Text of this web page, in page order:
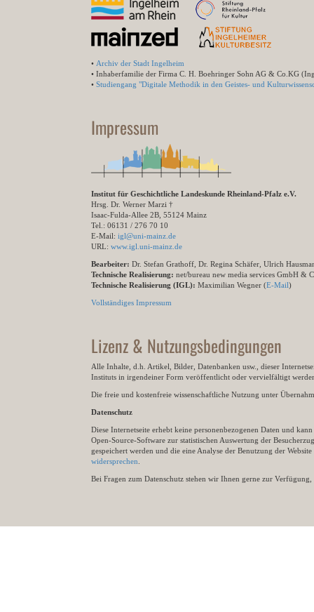
• Archiv der Stadt Ingelheim
• Inhaberfamilie der Firma C. H. Boehringer Sohn AG & Co.KG
• Studiengang "Digitale Methodik in den Geistes- und
Impressum
Institut für Geschichtliche Landeskunde Rheinland-Pfalz e.V.
Hrsg. Dr. Werner Marzi †
Isaac-Fulda-Allee 2B, 55124 Mainz
Tel.: 06131 / 276 70 10
E-Mail: igl@uni-mainz.de
URL: www.igl.uni-mainz.de
Bearbeiter: Dr. Stefan Grathoff, Dr. Regina Schäfer, Ulrich
Technische Realisierung: net/bureau new media services GmbH &
Technische Realisierung (IGL): Maximilian Wegner (E-Mail)
Vollständiges Impressum
Lizenz & Nutzungsbedingungen
Alle Inhalte, d.h. Artikel, Bilder, Datenbanken usw., dieser
Instituts in irgendeiner Form veröffentlicht oder vervielfältigt
Die freie und kostenfreie wissenschaftliche Nutzung unter
Datenschutz
Diese Internetseite erhebt keine personenbezogenen Daten und
Open-Source-Software zur statistischen Auswertung der
gespeichert werden und die eine Analyse der Benutzung der
widersprechen
Bei Fragen zum Datenschutz stehen wir Ihnen gerne zur